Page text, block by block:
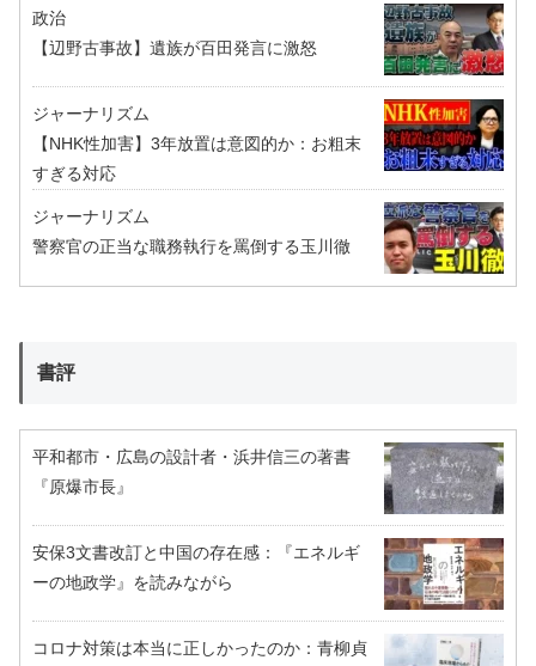
政治
【辺野古事故】遺族が百田発言に激怒
ジャーナリズム
【NHK性加害】3年放置は意図的か：お粗末
すぎる対応
ジャーナリズム
警察官の正当な職務執行を罵倒する玉川徹
書評
平和都市・広島の設計者・浜井信三の著書
『原爆市長』
安保3文書改訂と中国の存在感：『エネルギ
ーの地政学』を読みながら
コロナ対策は本当に正しかったのか：青柳貞